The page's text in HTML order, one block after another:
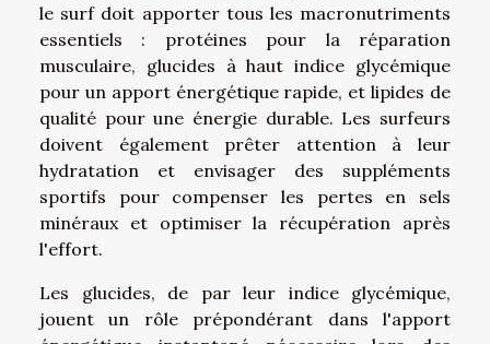
le surf doit apporter tous les macronutriments
essentiels : protéines pour la réparation
musculaire, glucides à haut indice glycémique
pour un apport énergétique rapide, et lipides de
qualité pour une énergie durable. Les surfeurs
doivent également prêter attention à leur
hydratation et envisager des suppléments
sportifs pour compenser les pertes en sels
minéraux et optimiser la récupération après
l'effort.
Les glucides, de par leur indice glycémique,
jouent un rôle prépondérant dans l'apport